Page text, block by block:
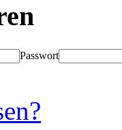
Passwort